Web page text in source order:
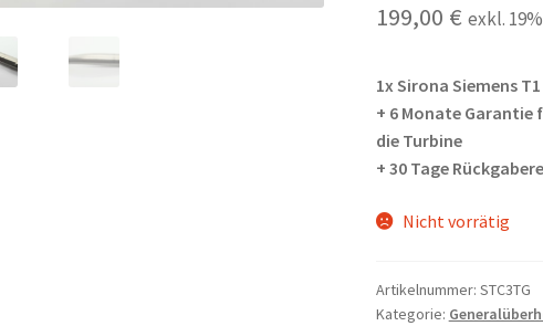
199,00 € exkl.
1x Sirona Siemens
+ 6 Monate Garantie
die Turbine
+ 30 Tage
Nicht vorrätig
Artikelnummer: STC3TG
Kategorie: